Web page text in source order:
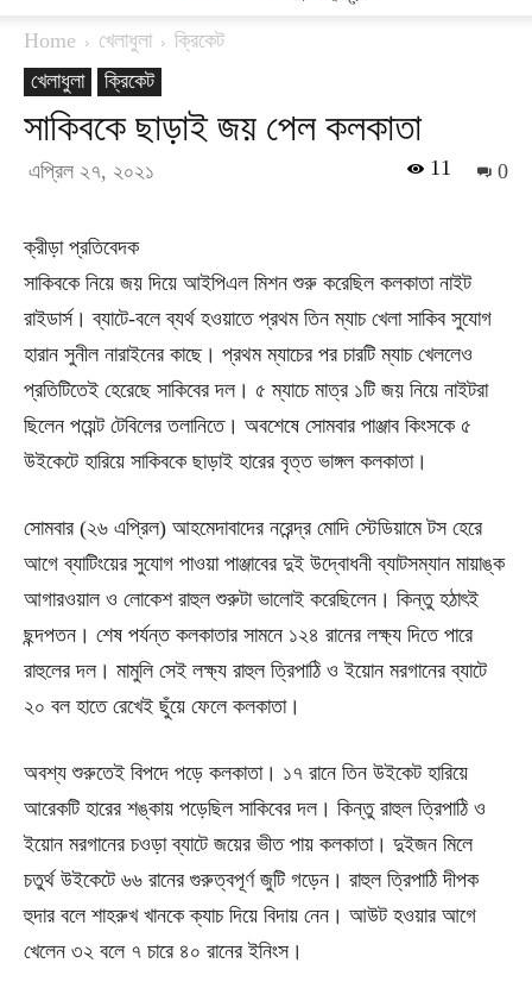
Home খেলাধুলা
ক্রিকেট
খেলাধুলা
ক্রিকেট
সাকিবকে ছাড়াই জয় পেল কলকাতা
এপ্রিল ২৭, ২০২১ 0
11
ক্রীড়া প্রতিবেদক
সাকিবকে নিয়ে জয় দিয়ে আইপিএল মিশন শুরু করেছিল কলকাতা নাইট
রাইডার্স। ব্যাটে-বলে ব্যর্থ হওয়াতে প্রথম তিন ম্যাচ খেলা সাকিব সুযোগ
হারান সুনীল নারাইনের কাছে। প্রথম ম্যাচের পর চারটি ম্যাচ খেললেও
প্রতিটিতেই হেরেছে সাকিবের দল। ৫ ম্যাচে মাত্র ১টি জয় নিয়ে নাইটরা
ছিলেন পয়েন্ট টেবিলের তলানিতে। অবশেষে সোমবার পাঞ্জাব কিংসকে ৫
উইকেটে হারিয়ে সাকিবকে ছাড়াই হারের বৃত্ত ভাঙ্গল কলকাতা।
সোমবার (২৬ এপ্রিল) আহমেদাবাদের নরেন্দ্র মোদি স্টেডিয়ামে টস হেরে
আগে ব্যাটিংয়ের সুযোগ পাওয়া পাঞ্জাবের দুই উদ্বোধনী ব্যাটসম্যান মায়াঙ্ক
আগারওয়াল ও লোকেশ রাহুল শুরুটা ভালোই করেছিলেন। কিন্তু হঠাৎই
ছন্দপতন। শেষ পর্যন্ত কলকাতার সামনে ১২৪ রানের লক্ষ্য দিতে পারে
রাহুলের দল। মামুলি সেই লক্ষ্য রাহুল ত্রিপাঠি ও ইয়োন মরগানের ব্যাটে
২০ বল হাতে রেখেই ছুঁয়ে ফেলে কলকাতা।
অবশ্য শুরুতেই বিপদে পড়ে কলকাতা। ১৭ রানে তিন উইকেট হারিয়ে
আরেকটি হারের শঙ্কায় পড়েছিল সাকিবের দল। কিন্তু রাহুল ত্রিপাঠি ও
ইয়োন মরগানের চওড়া ব্যাটে জয়ের ভীত পায় কলকাতা। দুইজন মিলে
চতুর্থ উইকেটে ৬৬ রানের গুরুত্বপূর্ণ জুটি গড়েন। রাহুল ত্রিপাঠি দীপক
হুদার বলে শাহরুখ খানকে ক্যাচ দিয়ে বিদায় নেন। আউট হওয়ার আগে
খেলেন ৩২ বলে ৭ চারে ৪০ রানের ইনিংস।